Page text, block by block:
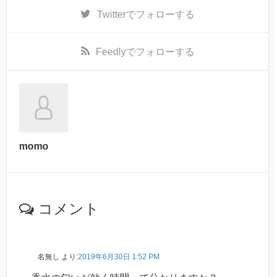
Twitterでフォローする
Feedlyでフォローする
momo
コメント
名無し より:2019年6月30日 1:52 PM